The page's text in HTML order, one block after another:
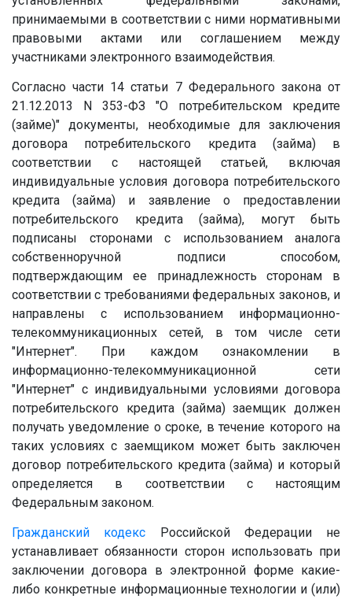
принимаемыми в соответствии с ними нормативными
правовыми актами или соглашением между
участниками электронного взаимодействия.
Согласно части 14 статьи 7 Федерального закона от
21.12.2013 N 353-ФЗ "О потребительском кредите
(займе)" документы, необходимые для заключения
договора потребительского кредита (займа) в
соответствии с настоящей статьей, включая
индивидуальные условия договора потребительского
кредита (займа) и заявление о предоставлении
потребительского кредита (займа), могут быть
подписаны сторонами с использованием аналога
собственноручной подписи способом,
подтверждающим ее принадлежность сторонам в
соответствии с требованиями федеральных законов, и
направлены с использованием информационно-
телекоммуникационных сетей, в том числе сети
"Интернет". При каждом ознакомлении в
информационно-телекоммуникационной сети
"Интернет" с индивидуальными условиями договора
потребительского кредита (займа) заемщик должен
получать уведомление о сроке, в течение которого на
таких условиях с заемщиком может быть заключен
договор потребительского кредита (займа) и который
определяется в соответствии с настоящим
Федеральным законом.
Гражданский кодекс Российской Федерации не
устанавливает обязанности сторон использовать при
заключении договора в электронной форме какие-
либо конкретные информационные технологии и (или)